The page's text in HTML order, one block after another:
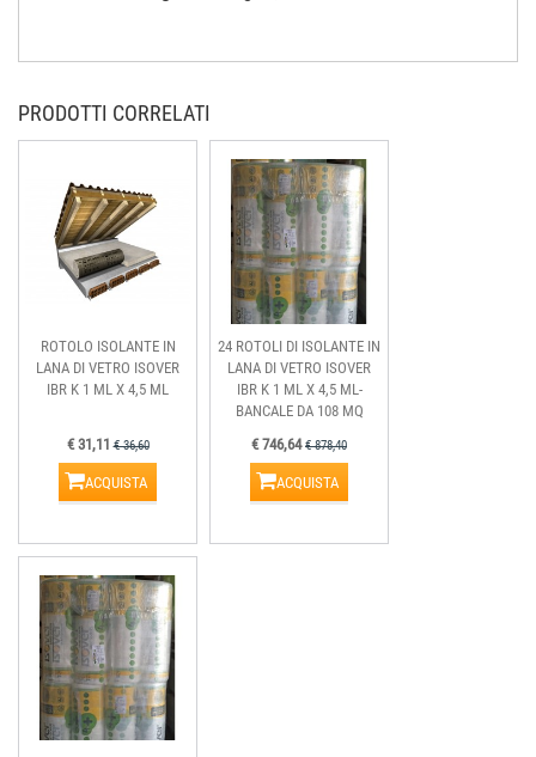
PRODOTTI CORRELATI
ROTOLO ISOLANTE IN
LANA DI VETRO ISOVER
IBR K 1 ML X 4,5 ML
€ 31,11€ 36,60
ACQUISTA
24 ROTOLI DI ISOLANTE IN
LANA DI VETRO ISOVER
IBR K 1 ML X 4,5 ML-
BANCALE DA 108 MQ
€ 746,64€ 878,40
ACQUISTA